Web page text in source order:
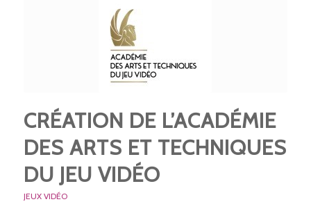
CRÉATION DE L’ACADÉMIE
DES ARTS ET TECHNIQUES
DU JEU VIDÉO
JEUX VIDÉO